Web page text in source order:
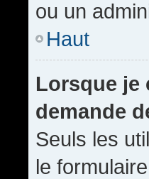
ou un
Haut
Lorsque je
demande
Seuls les
le